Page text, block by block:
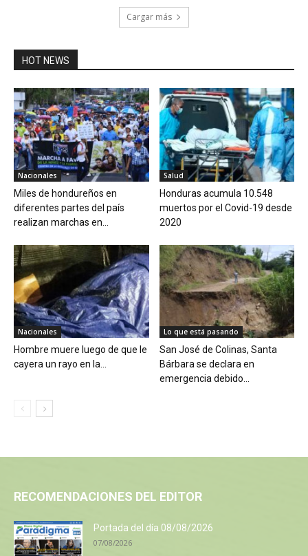
Cargar más
HOT NEWS
Nacionales
Miles de hondureños en
diferentes partes del país
realizan marchas en...
Salud
Honduras acumula 10.548
muertos por el Covid-19 desde
2020
Nacionales
Hombre muere luego de que le
cayera un rayo en la...
Lo que está pasando
San José de Colinas, Santa
Bárbara se declara en
emergencia debido...
RECOMENDACIONES DEL EDITOR
Portada del día 08/08/2026
07/08/2026